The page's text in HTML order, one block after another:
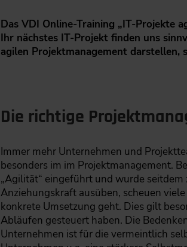
Das VDI Online-Training „IT-Projekte
Ihr nächstes IT-Projekt finden uns
agilen Projektmanagement darstellen,
Die richtige
Immer mehr Unternehmen und
besonders im im Projektmanagement.
„Agilität“ eingeführt und wurde
Anziehungskraft ausüben, scheuen
konkrete Umsetzung geht. Dies gilt
Abläufen gesteuert haben. Die
Unternehmen ist für die vermeintlich